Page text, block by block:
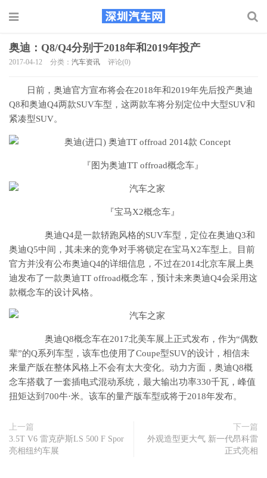
奥迪：Q8/Q4分别于2018年和2019年投产
2017-04-12 分类： 汽车资讯 评论(0)
日前，奥迪官方宣布将会在2018年和2019年先后投产奥迪
Q8和奥迪Q4两款SUV车型，这两款车将分别定位中大型SUV和
紧凑型SUV。
『图为奥迪TT offroad概念车』
『宝马X2概念车』
奥迪Q4是一款轿跑风格的SUV车型，定位在奥迪Q3和
奥迪Q5中间，其未来的竞争对手将锁定在宝马X2车型上。目前
官方并没有公布奥迪Q4的详细信息，不过在2014北京车展上奥
迪发布了一款奥迪TT offroad概念车，预计未来奥迪Q4会采用这
款概念车的设计风格。
奥迪Q8概念车在2017北美车展上正式发布，作为“偶数
辈”的Q系列车型，该车也使用了Coupe型SUV的设计，相信未
来量产版在整体风格上不会有太大变化。动力方面，奥迪Q8概
念车搭载了一套插电式混动系统，最大输出功率330千瓦，峰值
扭矩达到700牛·米。该车的量产版车型或将于2018年发布。
上一篇
3.5T V6 雷克萨斯LS 500 F Spor
亮相纽约车展
下一篇
外观造型更大气 新一代昂科雷
正式亮相